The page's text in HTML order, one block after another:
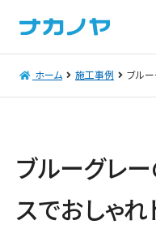
ホーム 施工事例 ブルー
ブルーグレ
スでおしゃ